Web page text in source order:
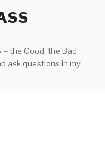
– the Good, the Bad
ask questions in my